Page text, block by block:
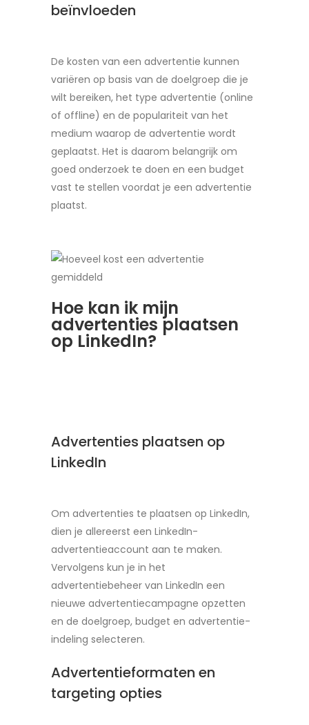
beïnvloeden
De kosten van een advertentie kunnen
variëren op basis van de doelgroep die je
wilt bereiken, het type advertentie (online
of offline) en de populariteit van het
medium waarop de advertentie wordt
geplaatst. Het is daarom belangrijk om
goed onderzoek te doen en een budget
vast te stellen voordat je een advertentie
plaatst.
Hoe kan ik mijn
advertenties plaatsen
op LinkedIn?
Advertenties plaatsen op
LinkedIn
Om advertenties te plaatsen op LinkedIn,
dien je allereerst een LinkedIn-
advertentieaccount aan te maken.
Vervolgens kun je in het
advertentiebeheer van LinkedIn een
nieuwe advertentiecampagne opzetten
en de doelgroep, budget en advertentie-
indeling selecteren.
Advertentieformaten en
targeting opties